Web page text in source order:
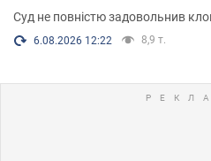
Суд не повністю задовольнив
6.08.2026 12:22 8,9 т.